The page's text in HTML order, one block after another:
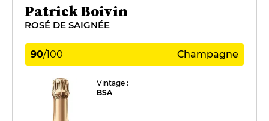
Patrick Boivin
ROSÉ DE SAIGNÉE
90/100 Champagne
Vintage :
BSA